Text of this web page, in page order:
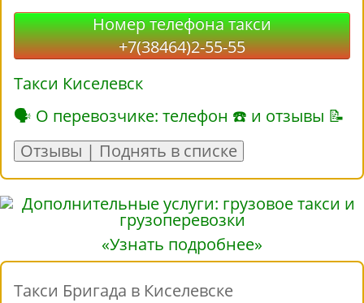
Номер телефона такси
+7(38464)2-55-55
Такси Киселевск
🗣 О перевозчике: телефон ☎ и отзывы 📝
Отзывы | Поднять в списке
«Узнать подробнее»
Такси Бригада в Киселевске